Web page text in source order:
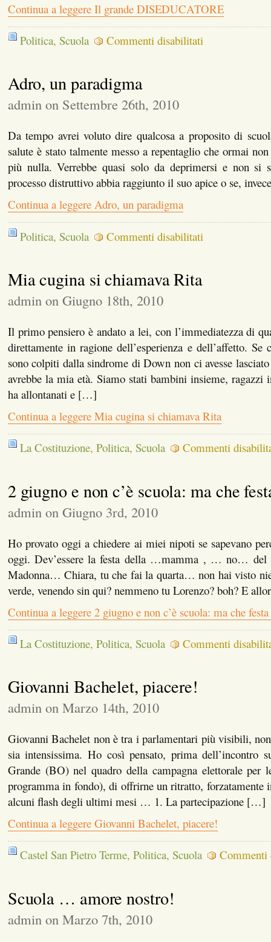
Continua a leggere Il grande DISEDUCATORE
Politica, Scuola Commenti disabilitatisu
Il
Adro, un paradigma
admin on Settembre 26th, 2010
Da tempo avrei voluto dire qualcosa a proposito di
salute è stato talmente messo a repentaglio che ormai
più nulla. Verrebbe quasi solo da deprimersi e non si
processo distruttivo abbia raggiunto il suo apice o se,
Continua a leggere Adro, un paradigma
Politica, Scuola Commenti disabilitatisu
Adro,
Mia cugina si chiamava Rita
admin on Giugno 18th, 2010
Il primo pensiero è andato a lei, con l’immediatezza di
direttamente in ragione dell’esperienza e dell’affetto.
sono colpiti dalla sindrome di Down non ci avesse
avrebbe la mia età. Siamo stati bambini insieme,
ha allontanati e […]
Continua a leggere Mia cugina si chiamava Rita
La Costituzione, Politica, Scuola Commenti
2 giugno e non c’è scuola: ma che
admin on Giugno 3rd, 2010
Ho provato oggi a chiedere ai miei nipoti se sapevano
oggi. Dev’essere la festa della …mamma , … no…
Madonna… Chiara, tu che fai la quarta… non hai visto
verde, venendo sin qui? nemmeno tu Lorenzo? boh? E
Continua a leggere 2 giugno e non c’è scuola: ma che festa
La Costituzione, Politica, Scuola Commenti
Giovanni Bachelet, piacere!
admin on Marzo 14th, 2010
Giovanni Bachelet non è tra i parlamentari più visibili,
sia intensissima. Ho così pensato, prima dell’incontro
Grande (BO) nel quadro della campagna elettorale per
programma in fondo), di offrirne un ritratto, forzatamente
alcuni flash degli ultimi mesi … 1. La partecipazione […]
Continua a leggere Giovanni Bachelet, piacere!
Castel San Pietro Terme, Politica, Scuola Commenti
Scuola … amore nostro!
admin on Marzo 7th, 2010